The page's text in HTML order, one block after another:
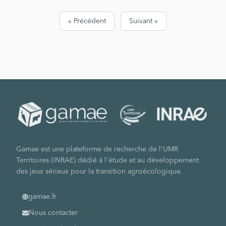
« Précédent Suivant »
Gamae est une plateforme de recherche de l'UMR
Territoires (INRAE) dédié à l'étude et au développement
des jeux sérieux pour la transition agroécologique.
gamae.fr
Nous contacter